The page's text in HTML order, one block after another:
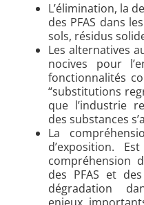
L’élimination, la
des PFAS dans
sols, résidus
Les alternatives
nocives pour
fonctionnalités
“substitutions
que l’industrie
des substances
La
d’exposition.
compréhension
des PFAS et
dégradation